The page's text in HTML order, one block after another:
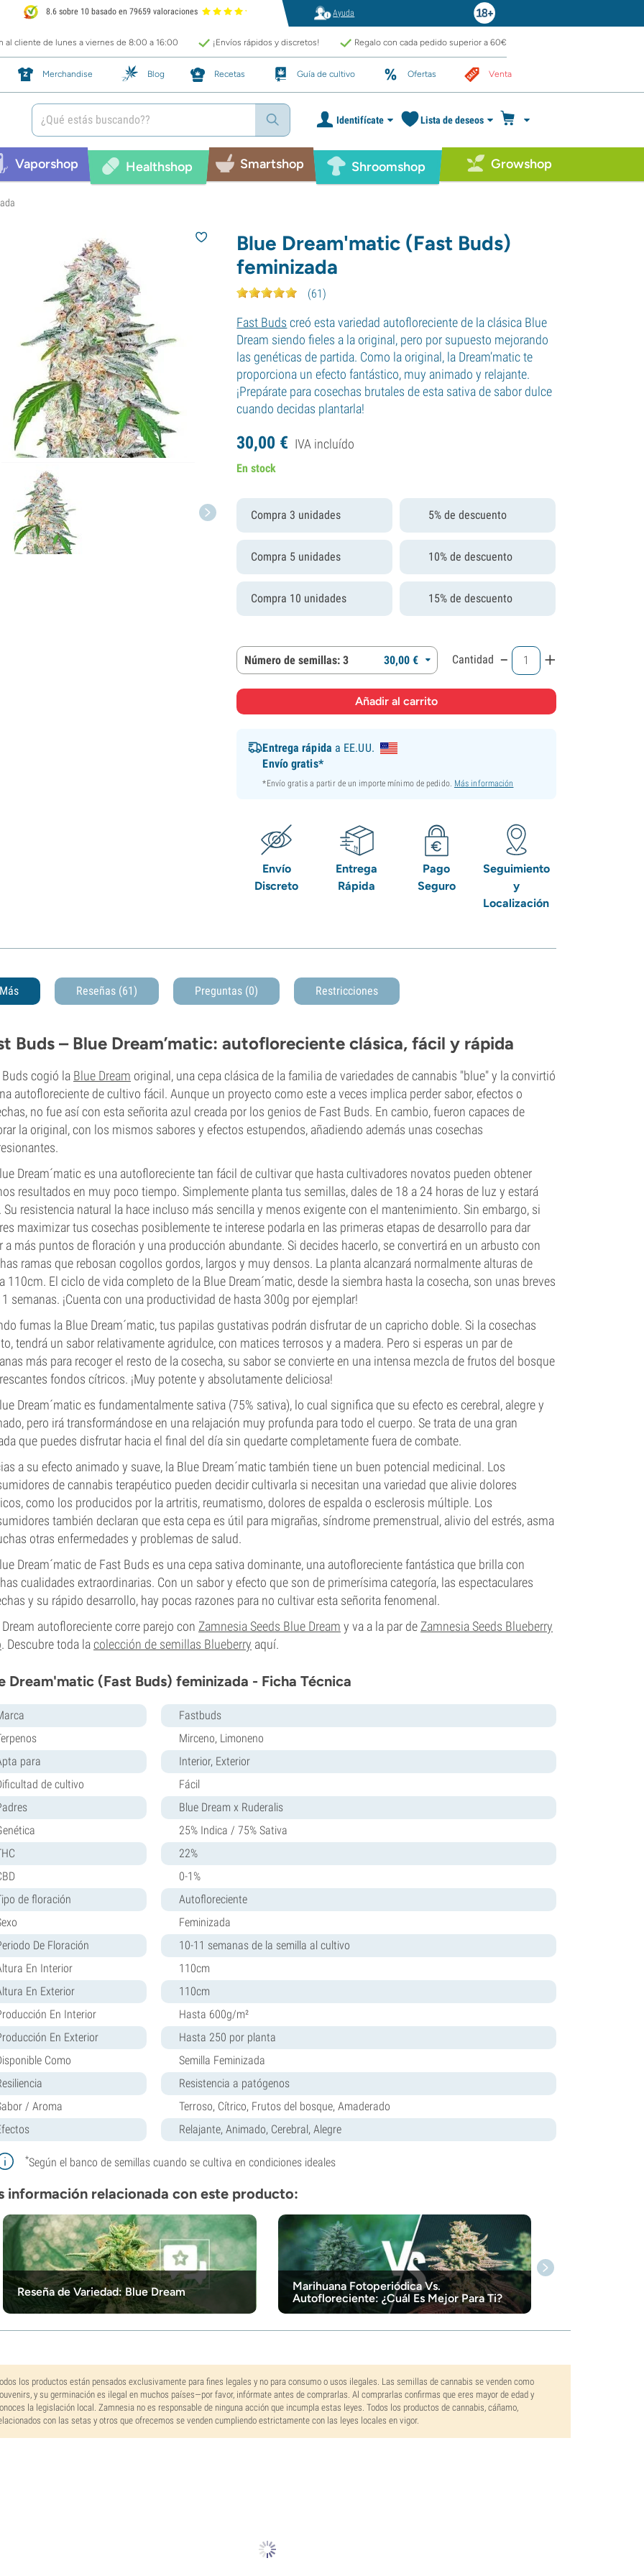
8.6 sobre 10 basado en 79659 valoraciones Ayuda
al cliente de lunes a viernes de 8:00 a 16:00 ¡Envíos rápidos y discretos! Regalo con cada pedido superior a 60€
Merchandise Blog Recetas Guía de cultivo Ofertas Venta
Identifícate Lista de deseos
Vaporshop Healthshop Smartshop Shroomshop Growshop
Blue Dream'matic (Fast Buds)
feminizada
(61)
Fast Buds creó esta variedad autofloreciente de la clásica Blue
Dream siendo fieles a la original, pero por supuesto mejorando
las genéticas de partida. Como la original, la Dream’matic te
proporciona un efecto fantástico, muy animado y relajante.
¡Prepárate para cosechas brutales de esta sativa de sabor dulce
cuando decidas plantarla!
30,00 € IVA incluído
En stock
Compra 3 unidades 5% de descuento
Compra 5 unidades 10% de descuento
Compra 10 unidades 15% de descuento
Número de semillas: 3 30,00 € Cantidad - +
Entrega rápida a EE.UU.
Envío gratis*
*Envío gratis a partir de un importe mínimo de pedido. Más información
Envío
Discreto
Entrega
Rápida
Pago
Seguro
Seguimiento
y
Localización
Más Reseñas (61) Preguntas (0) Restricciones
Buds – Blue Dream’matic: autofloreciente clásica, fácil y rápida
Buds cogió la Blue Dream original, una cepa clásica de la familia de variedades de cannabis "blue" y la convirtió
autofloreciente de cultivo fácil. Aunque un proyecto como este a veces implica perder sabor, efectos o
no fue así con esta señorita azul creada por los genios de Fast Buds. En cambio, fueron capaces de
la original, con los mismos sabores y efectos estupendos, añadiendo además unas cosechas
Dream´matic es una autofloreciente tan fácil de cultivar que hasta cultivadores novatos pueden obtener
resultados en muy poco tiempo. Simplemente planta tus semillas, dales de 18 a 24 horas de luz y estará
Su resistencia natural la hace incluso más sencilla y menos exigente con el mantenimiento. Sin embargo, si
maximizar tus cosechas posiblemente te interese podarla en las primeras etapas de desarrollo para dar
a más puntos de floración y una producción abundante. Si decides hacerlo, se convertirá en un arbusto con
ramas que rebosan cogollos gordos, largos y muy densos. La planta alcanzará normalmente alturas de
110cm. El ciclo de vida completo de la Blue Dream´matic, desde la siembra hasta la cosecha, son unas breves
semanas. ¡Cuenta con una productividad de hasta 300g por ejemplar!
fumas la Blue Dream´matic, tus papilas gustativas podrán disfrutar de un capricho doble. Si la cosechas
tendrá un sabor relativamente agridulce, con matices terrosos y a madera. Pero si esperas un par de
más para recoger el resto de la cosecha, su sabor se convierte en una intensa mezcla de frutos del bosque
fondos cítricos. ¡Muy potente y absolutamente deliciosa!
Dream´matic es fundamentalmente sativa (75% sativa), lo cual significa que su efecto es cerebral, alegre y
pero irá transformándose en una relajación muy profunda para todo el cuerpo. Se trata de una gran
que puedes disfrutar hacia el final del día sin quedarte completamente fuera de combate.
a su efecto animado y suave, la Blue Dream´matic también tiene un buen potencial medicinal. Los
de cannabis terapéutico pueden decidir cultivarla si necesitan una variedad que alivie dolores
como los producidos por la artritis, reumatismo, dolores de espalda o esclerosis múltiple. Los
también declaran que esta cepa es útil para migrañas, síndrome premenstrual, alivio del estrés, asma
otras enfermedades y problemas de salud.
Dream´matic de Fast Buds es una cepa sativa dominante, una autofloreciente fantástica que brilla con
cualidades extraordinarias. Con un sabor y efecto que son de primerísima categoría, las espectaculares
y su rápido desarrollo, hay pocas razones para no cultivar esta señorita fenomenal.
Dream autofloreciente corre parejo con Zamnesia Seeds Blue Dream y va a la par de Zamnesia Seeds Blueberry
. Descubre toda lacolección de semillas Blueberry aquí.
Dream'matic (Fast Buds) feminizada - Ficha Técnica
Fastbuds
Mirceno, Limoneno
para
Interior, Exterior
de cultivo
Fácil
Blue Dream x Ruderalis
25% Indica / 75% Sativa
22%
0-1%
de floración
Autofloreciente
Feminizada
De Floración
10-11 semanas de la semilla al cultivo
En Interior
110cm
En Exterior
110cm
En Interior
Hasta 600g/m²
En Exterior
Hasta 250 por planta
Como
Semilla Feminizada
Resistencia a patógenos
/ Aroma
Terroso, Cítrico, Frutos del bosque, Amaderado
Relajante, Animado, Cerebral, Alegre
*Según el banco de semillas cuando se cultiva en condiciones ideales
información relacionada con este producto:
Reseña de Variedad: Blue Dream
Marihuana Fotoperiódica Vs.
Autofloreciente: ¿Cuál Es Mejor Para Ti?
los productos están pensados exclusivamente para fines legales y no para consumo o usos ilegales. Las semillas de cannabis se venden como
y su germinación es ilegal en muchos países—por favor, infórmate antes de comprarlas. Al comprarlas confirmas que eres mayor de edad y
la legislación local. Zamnesia no es responsable de ninguna acción que incumpla estas leyes. Todos los productos de cannabis, cáñamo,
con las setas y otros que ofrecemos se venden cumpliendo estrictamente con las leyes locales en vigor.